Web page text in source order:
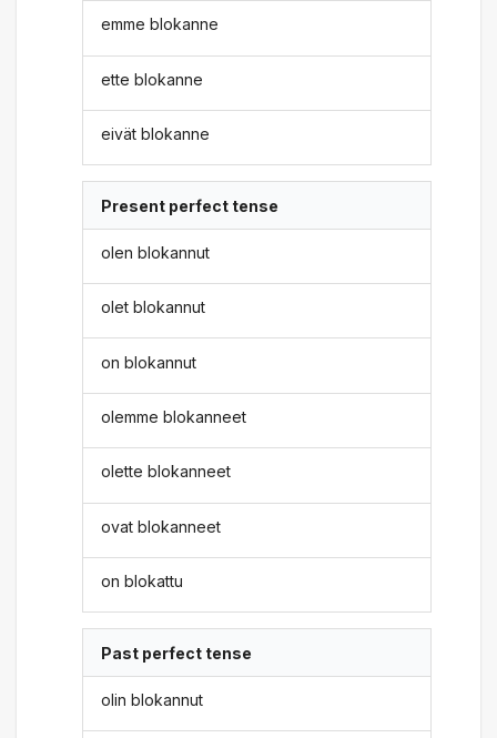
emme blokanne
ette blokanne
eivät blokanne
Present perfect tense
olen blokannut
olet blokannut
on blokannut
olemme blokanneet
olette blokanneet
ovat blokanneet
on blokattu
Past perfect tense
olin blokannut